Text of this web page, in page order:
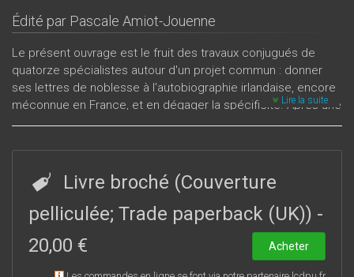
Édité par Pascale Amiot-Jouenne
Le présent ouvrage est le fruit des travaux conjugués de
quatorze spécialistes autour d'un projet commun : donner
ses lettres de noblesse à l'autobiographie irlandaise, encore
méconnue en France, et en dégager la spécificité. Après une
introduction historique et méthodologique, il s’intéresse à
Behan, Bobby Sands, Conor Cruise O’Brien), littéraire (William
Carleton, William Butler Yeats, Louis MacNeice, Elizabeth
Bowen), populaire (Franck McCourt) et subversive (Flann
O’Brien, Sean O’Faolain), tout en explorant la manière dont
s’articulent la voix commune, ou voix de la communauté, et la
voix singulière. Cet ouvrage s’adresse aussi bien à un public
Lire la suite
Livre broché (Couverture
pelliculée; Trade paperback (UK)) -
20,00 €
Acheter